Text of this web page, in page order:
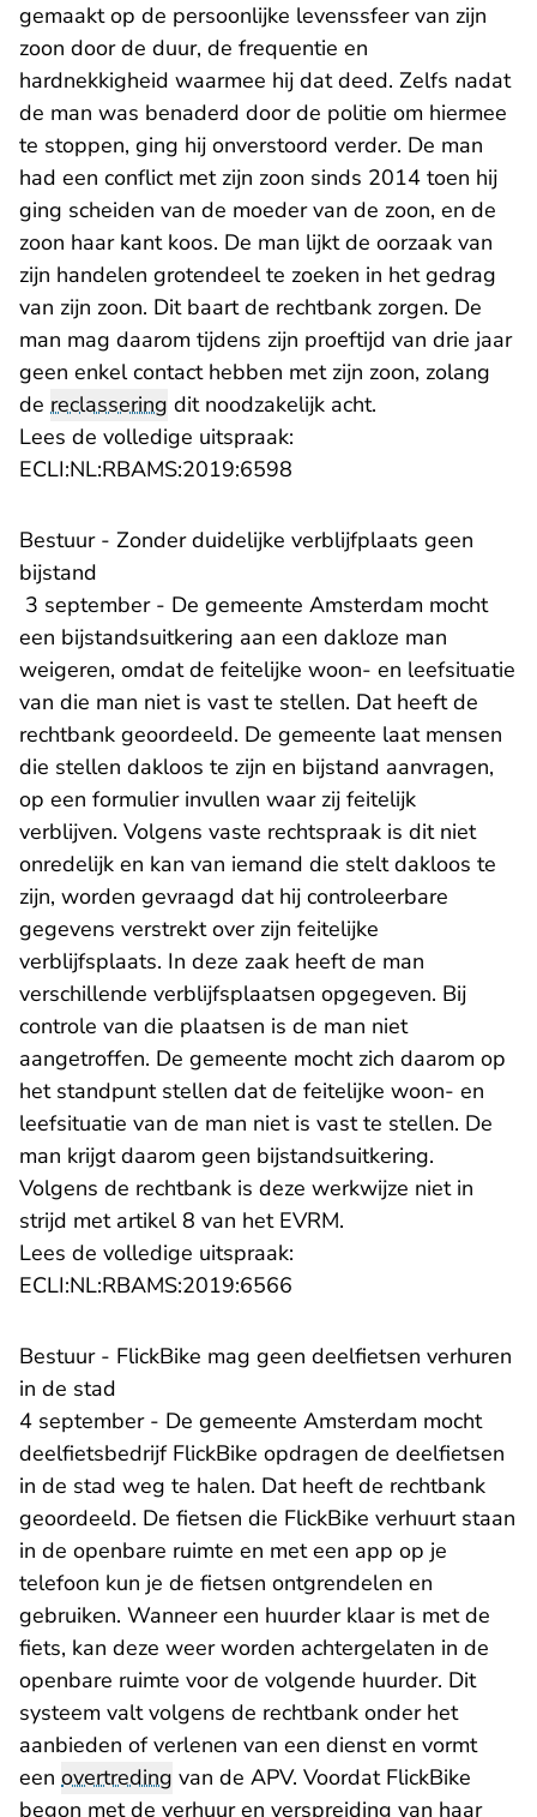
gemaakt op de persoonlijke levenssfeer van zijn
zoon door de duur, de frequentie en
hardnekkigheid waarmee hij dat deed. Zelfs nadat
de man was benaderd door de politie om hiermee
te stoppen, ging hij onverstoord verder. De man
had een conflict met zijn zoon sinds 2014 toen hij
ging scheiden van de moeder van de zoon, en de
zoon haar kant koos. De man lijkt de oorzaak van
zijn handelen grotendeel te zoeken in het gedrag
van zijn zoon. Dit baart de rechtbank zorgen. De
man mag daarom tijdens zijn proeftijd van drie jaar
geen enkel contact hebben met zijn zoon, zolang
de reclassering dit noodzakelijk acht.
Lees de volledige uitspraak:
ECLI:NL:RBAMS:2019:6598
Bestuur - Zonder duidelijke verblijfplaats geen
bijstand
3 september - De gemeente Amsterdam mocht
een bijstandsuitkering aan een dakloze man
weigeren, omdat de feitelijke woon- en leefsituatie
van die man niet is vast te stellen. Dat heeft de
rechtbank geoordeeld. De gemeente laat mensen
die stellen dakloos te zijn en bijstand aanvragen,
op een formulier invullen waar zij feitelijk
verblijven. Volgens vaste rechtspraak is dit niet
onredelijk en kan van iemand die stelt dakloos te
zijn, worden gevraagd dat hij controleerbare
gegevens verstrekt over zijn feitelijke
verblijfsplaats. In deze zaak heeft de man
verschillende verblijfsplaatsen opgegeven. Bij
controle van die plaatsen is de man niet
aangetroffen. De gemeente mocht zich daarom op
het standpunt stellen dat de feitelijke woon- en
leefsituatie van de man niet is vast te stellen. De
man krijgt daarom geen bijstandsuitkering.
Volgens de rechtbank is deze werkwijze niet in
strijd met artikel 8 van het EVRM.
Lees de volledige uitspraak:
ECLI:NL:RBAMS:2019:6566
Bestuur - FlickBike mag geen deelfietsen verhuren
in de stad
4 september - De gemeente Amsterdam mocht
deelfietsbedrijf FlickBike opdragen de deelfietsen
in de stad weg te halen. Dat heeft de rechtbank
geoordeeld. De fietsen die FlickBike verhuurt staan
in de openbare ruimte en met een app op je
telefoon kun je de fietsen ontgrendelen en
gebruiken. Wanneer een huurder klaar is met de
fiets, kan deze weer worden achtergelaten in de
openbare ruimte voor de volgende huurder. Dit
systeem valt volgens de rechtbank onder het
aanbieden of verlenen van een dienst en vormt
een overtreding van de APV. Voordat FlickBike
begon met de verhuur en verspreiding van haar